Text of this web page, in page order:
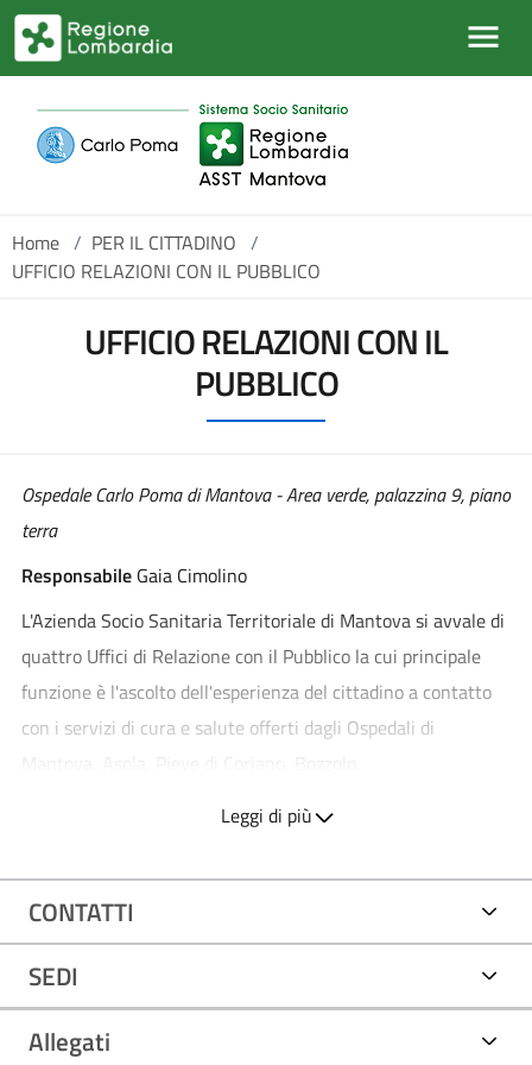
Salta al contenuto principale
Home / PER IL CITTADINO /
UFFICIO RELAZIONI CON IL PUBBLICO
UFFICIO RELAZIONI CON IL
PUBBLICO
Ospedale Carlo Poma di Mantova - Area verde, palazzina 9, piano
terra
Responsabile Gaia Cimolino
L'Azienda Socio Sanitaria Territoriale di Mantova si avvale di
quattro Uffici di Relazione con il Pubblico la cui principale
funzione è l'ascolto dell'esperienza del cittadino a contatto
con i servizi di cura e salute offerti dagli Ospedali di
L'URP si occupa dei seguenti processi:
Gestione di reclami, segnalazioni, encomi
URP sostiene la comunicazione da parte del cittadino a
professionisti o processi aziendali.
In particolare, nel caso di disservizio percepito da parte
Leggi di più
CONTATTI
SEDI
Allegati